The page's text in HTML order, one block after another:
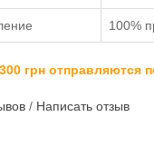
100%
грн отправляются
/ Написать отзыв